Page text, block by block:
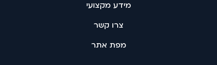
מידע מקצועי
צרו קשר
מפת אתר